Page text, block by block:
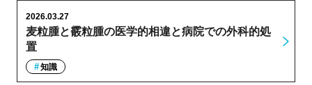
麦粒腫と霰粒腫の医学的相違と病院での外科的処
置
2026.03.27
知識